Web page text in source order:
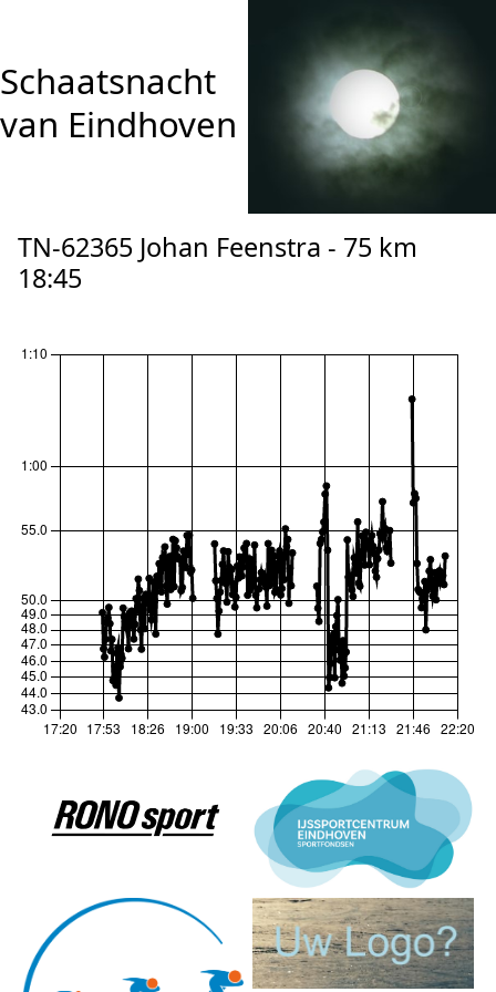
Schaatsnacht
van Eindhoven
TN-62365 Johan Feenstra - 75 km
18:45